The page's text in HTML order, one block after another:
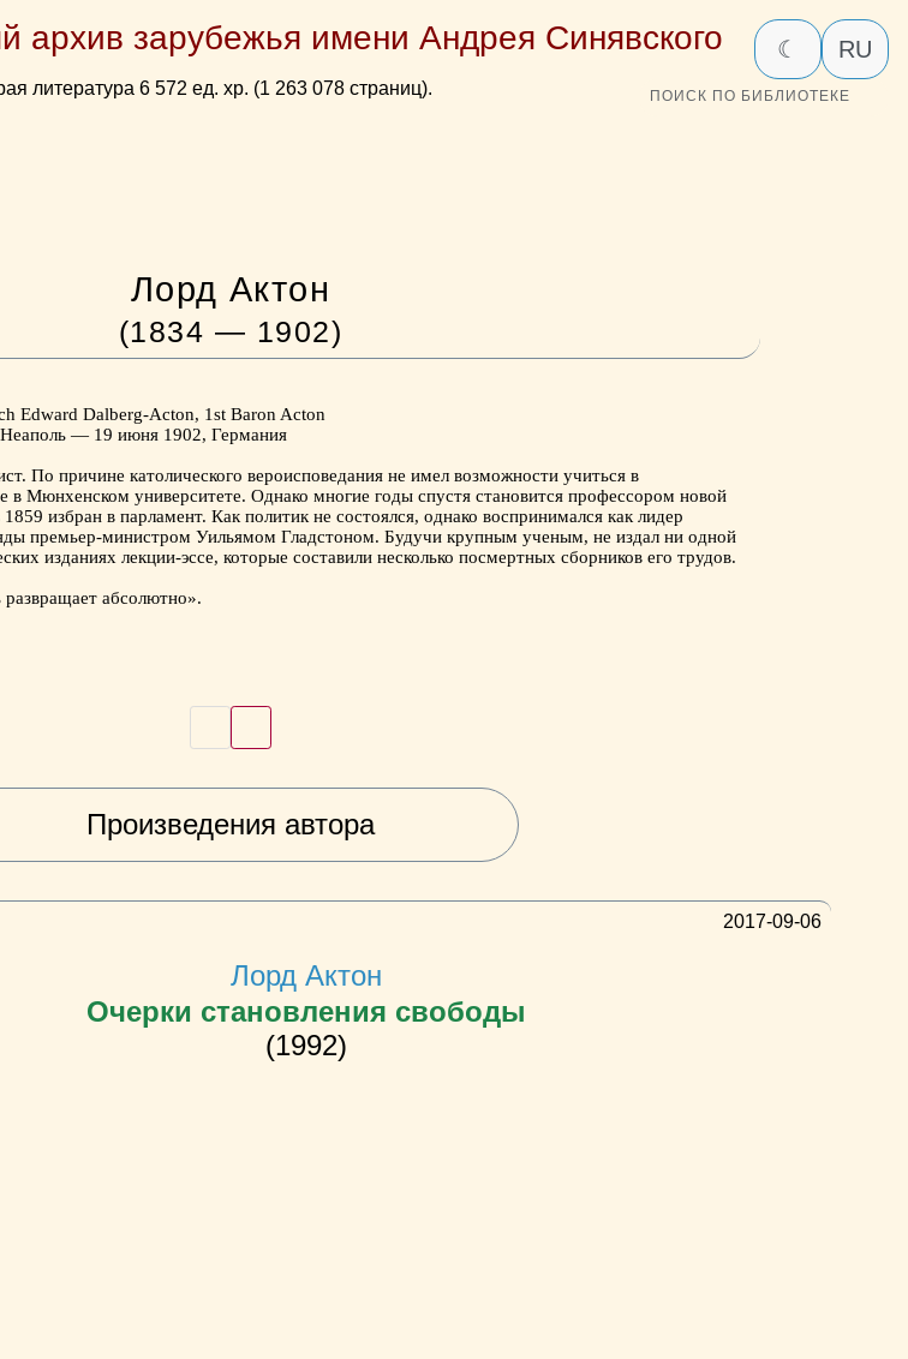
архив зарубежья имени Андрея Синявского
литература 6 572 ед. хр. (1 263 078 страниц).
☾ RU
ПОИСК ПО БИБЛИОТЕКЕ
Лорд Актон
(1834 — 1902)
Edward Dalberg-Acton, 1st Baron Acton
Неаполь — 19 июня 1902, Германия
По причине католического вероисповедания не имел возможности учиться в
в Мюнхенском университете. Однако многие годы спустя становится профессором новой
избран в парламент. Как политик не состоялся, однако воспринимался как лидер
премьер-министром Уильямом Гладстоном. Будучи крупным ученым, не издал ни одной
изданиях лекции-эссе, которые составили несколько посмертных сборников его трудов.
развращает абсолютно».
Произведения автора
2017-09-06
Лорд Актон
Очерки становления свободы
(1992)